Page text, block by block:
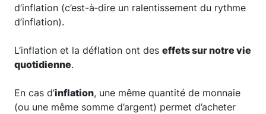
d’inflation (c’est-à‑dire un ralentissement du rythme
d’inflation).
L’inflation et la déflation ont des effets sur notre vie
quotidienne.
En cas d’inflation, une même quantité de monnaie
(ou une même somme d’argent) permet d’acheter